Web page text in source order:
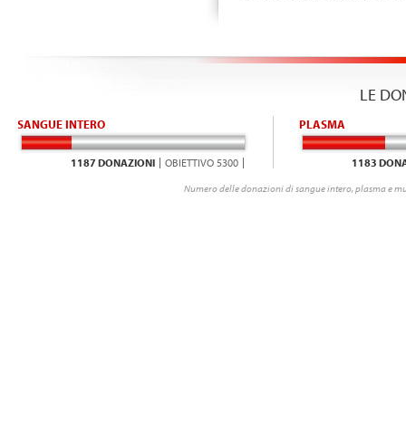
LE
SANGUE INTERO
1187 DONAZIONI OBIETTIVO 5300
PLASMA
1183
Numero delle donazioni di sangue intero, plasma e